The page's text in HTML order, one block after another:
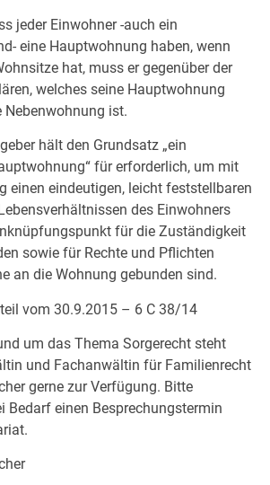
jeder Einwohner -auch ein
eine Hauptwohnung haben, wenn
hat, muss er gegenüber der
welches seine Hauptwohnung
Nebenwohnung ist.
hält den Grundsatz „ein
für erforderlich, um mit
einen eindeutigen, leicht feststellbaren
des Einwohners
für die Zuständigkeit
sowie für Rechte und Pflichten
an die Wohnung gebunden sind.
vom 30.9.2015 – 6 C 38/14
um das Thema Sorgerecht steht
und Fachanwältin für Familienrecht
gerne zur Verfügung. Bitte
Bedarf einen Besprechungstermin